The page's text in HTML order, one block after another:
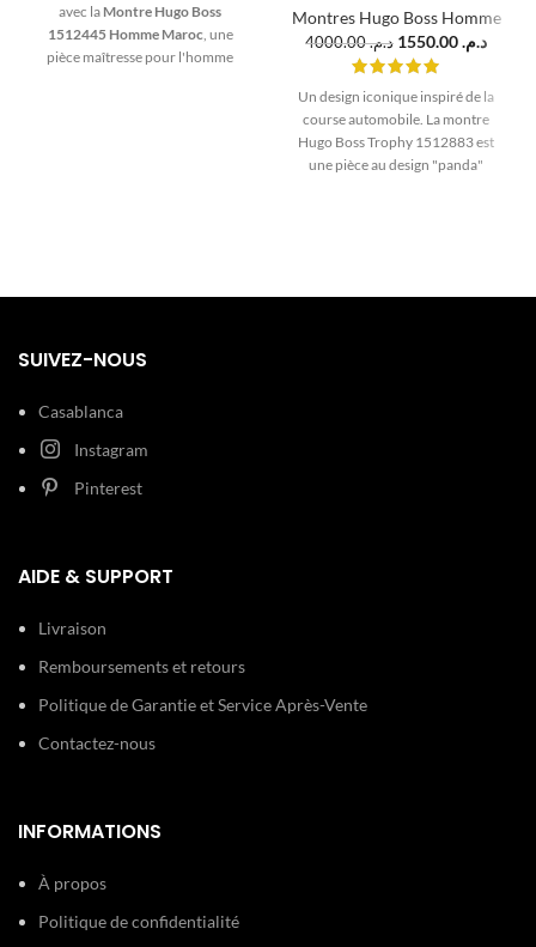
avec la Montre Hugo Boss
1512445 Homme Maroc, une
pièce maîtresse pour l'homme
Montres Hugo Boss Homme
د.م.4000.00 د.م.
Un design iconique inspiré de la
course automobile. La montre
Hugo Boss Trophy 1512883 est
une pièce au design "panda"
parfait pour l'homme qui apprécie
SUIVEZ-NOUS
Casablanca
Instagram
Pinterest
AIDE & SUPPORT
Livraison
Remboursements et retours
Politique de Garantie et Service Après-Vente
Contactez-nous
INFORMATIONS
À propos
Politique de confidentialité